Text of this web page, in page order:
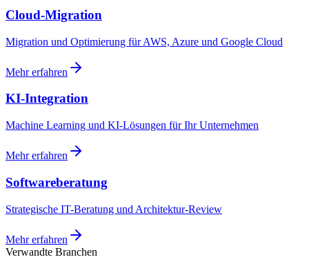
Cloud-Migration
Migration und Optimierung für AWS, Azure und Google Cloud
Mehr erfahren
KI-Integration
Machine Learning und KI-Lösungen für Ihr Unternehmen
Mehr erfahren
Softwareberatung
Strategische IT-Beratung und Architektur-Review
Mehr erfahren
Verwandte Branchen